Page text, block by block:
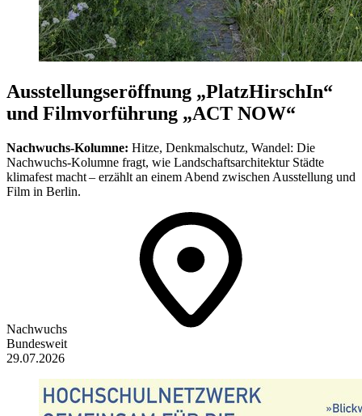
Ausstellungseröffnung „PlatzHirschIn“
und Filmvorführung „ACT NOW“
Nachwuchs-Kolumne: Hitze, Denkmalschutz, Wandel: Die
Nachwuchs-Kolumne fragt, wie Landschaftsarchitektur Städte
klimafest macht – erzählt an einem Abend zwischen Ausstellung und
Film in Berlin.
Nachwuchs
Bundesweit
29.07.2026